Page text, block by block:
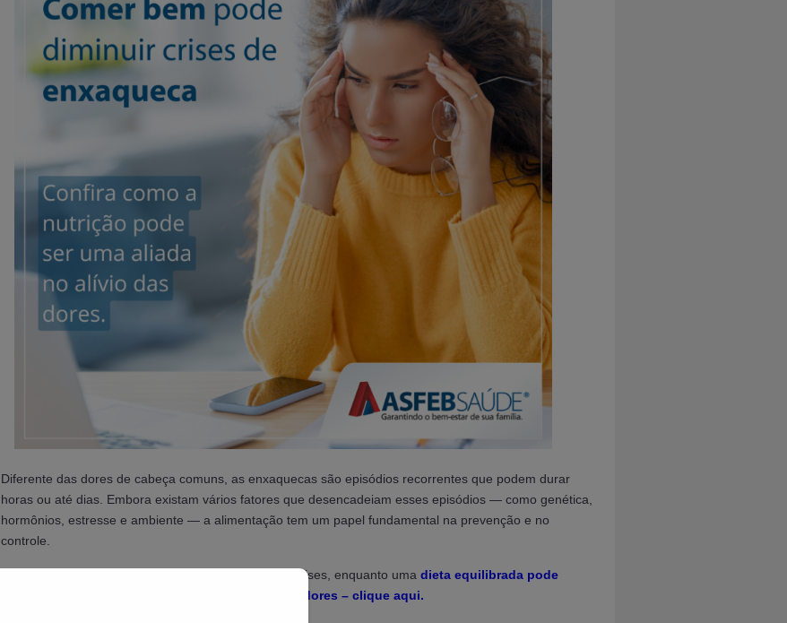
Diferente das dores de cabeça comuns, as enxaquecas são episódios recorrentes que podem durar
horas ou até dias. Embora existam vários fatores que desencadeiam esses episódios — como genética,
hormônios, estresse e ambiente — a alimentação tem um papel fundamental na prevenção e no
controle.
Alimentos e bebidas específicos podem agravar as crises, enquanto uma dieta equilibrada pode
ajudar a reduzir a frequência e a intensidade das dores – clique aqui.